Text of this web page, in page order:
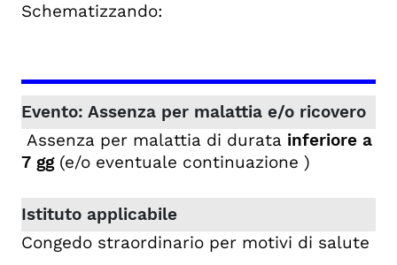
Schematizzando:
Assenza per malattia di durata inferiore a
7 gg(e/o eventuale continuazione )
Congedo straordinario per motivi di salute